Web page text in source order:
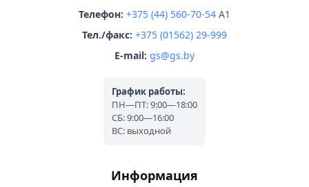
Телефон: +375 (44) 560-70-54 A1
Тел./факс: +375 (01562) 29-999
E-mail: gs@gs.by
График работы:
ПН—ПТ: 9:00—18:00
СБ: 9:00—16:00
ВС: выходной
Информация